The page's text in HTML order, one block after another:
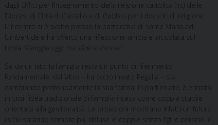
dagli Uffici per l’Insegnamento della religione cattolica (Irc) delle
Diocesi di Città di Castello e di Gubbio per i docenti di religione.
L’incontro si è svolto presso la parrocchia di Santa Maria ad
Umbertide e ha offerto una riflessione ampia e articolata sul
tema
Se da un lato la famiglia resta un punto di riferimento
fondamentale, dall’altro – ha sottolineato Regalia – sta
cambiando profondamente la sua forma. In particolare, è entrata
in crisi l’idea tradizionale di famiglia intesa come coppia stabile
orientata alla genitorialità. Le proiezioni mostrano infatti un futuro
in cui saranno sempre più diffuse le coppie senza figli e persino le